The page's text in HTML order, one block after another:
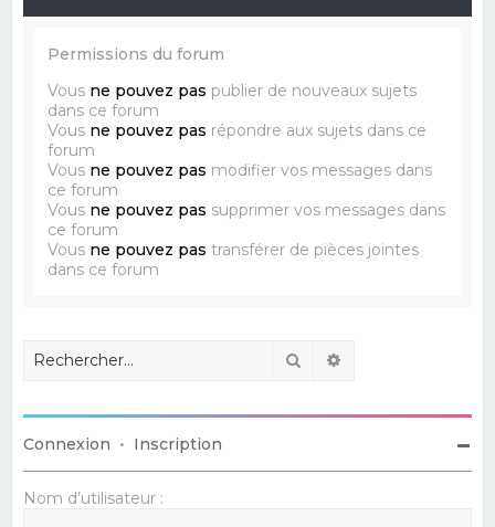
Permissions du forum
Vous ne pouvez pas publier de nouveaux sujets
dans ce forum
Vous ne pouvez pas répondre aux sujets dans ce
forum
Vous ne pouvez pas modifier vos messages dans
ce forum
Vous ne pouvez pas supprimer vos messages dans
ce forum
Vous ne pouvez pas transférer de pièces jointes
dans ce forum
Rechercher
Connexion • Inscription
Nom d’utilisateur :